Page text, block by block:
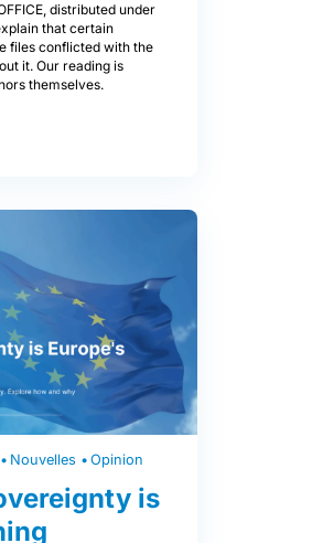
distributed under
that certain
files conflicted with the
it. Our reading is
themselves.
Nouvelles Opinion
is